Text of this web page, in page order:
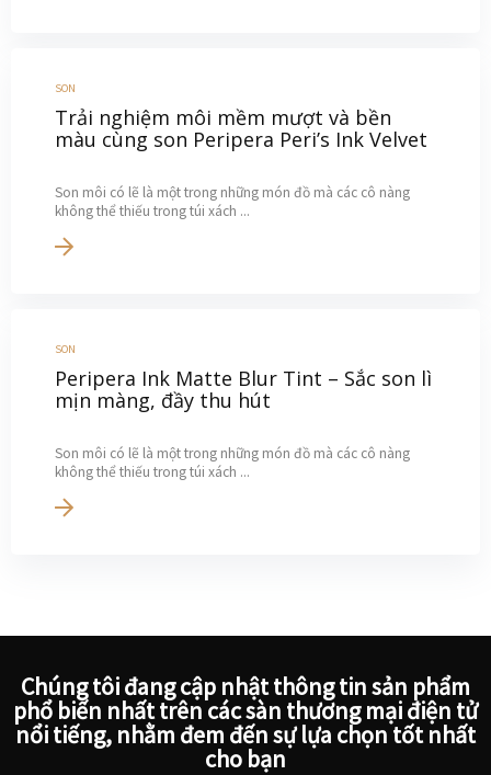
SON
Trải nghiệm môi mềm mượt và bền
màu cùng son Peripera Peri’s Ink Velvet
Son môi có lẽ là một trong những món đồ mà các cô nàng
không thể thiếu trong túi xách ...
SON
Peripera Ink Matte Blur Tint – Sắc son lì
mịn màng, đầy thu hút
Son môi có lẽ là một trong những món đồ mà các cô nàng
không thể thiếu trong túi xách ...
Chúng tôi đang cập nhật thông tin sản phẩm
phổ biến nhất trên các sàn thương mại điện tử
nổi tiếng, nhằm đem đến sự lựa chọn tốt nhất
cho bạn